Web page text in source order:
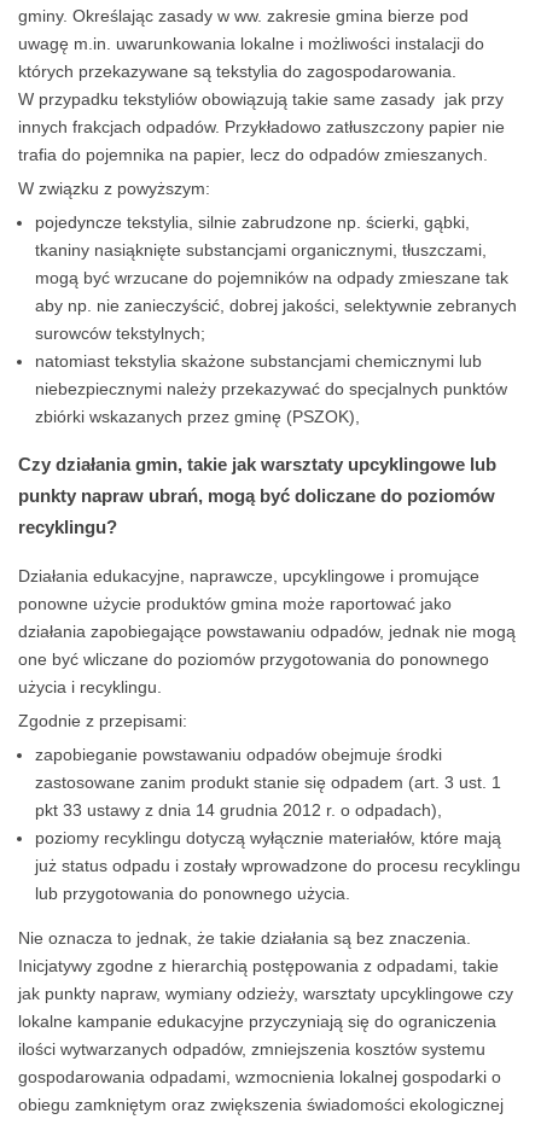
gminy. Określając zasady w ww. zakresie gmina bierze pod
uwagę m.in. uwarunkowania lokalne i możliwości instalacji do
których przekazywane są tekstylia do zagospodarowania.
W przypadku tekstyliów obowiązują takie same zasady jak przy
innych frakcjach odpadów. Przykładowo zatłuszczony papier nie
trafia do pojemnika na papier, lecz do odpadów zmieszanych.
W związku z powyższym:
pojedyncze tekstylia, silnie zabrudzone np. ścierki, gąbki,
tkaniny nasiąknięte substancjami organicznymi, tłuszczami,
mogą być wrzucane do pojemników na odpady zmieszane tak
aby np. nie zanieczyścić, dobrej jakości, selektywnie zebranych
surowców tekstylnych;
natomiast tekstylia skażone substancjami chemicznymi lub
niebezpiecznymi należy przekazywać do specjalnych punktów
zbiórki wskazanych przez gminę (PSZOK),
Czy działania gmin, takie jak warsztaty upcyklingowe lub
punkty napraw ubrań, mogą być doliczane do poziomów
recyklingu?
Działania edukacyjne, naprawcze, upcyklingowe i promujące
ponowne użycie produktów gmina może raportować jako
działania zapobiegające powstawaniu odpadów, jednak nie mogą
one być wliczane do poziomów przygotowania do ponownego
użycia i recyklingu.
Zgodnie z przepisami:
zapobieganie powstawaniu odpadów obejmuje środki
zastosowane zanim produkt stanie się odpadem (art. 3 ust. 1
pkt 33 ustawy z dnia 14 grudnia 2012 r. o odpadach),
poziomy recyklingu dotyczą wyłącznie materiałów, które mają
już status odpadu i zostały wprowadzone do procesu recyklingu
lub przygotowania do ponownego użycia.
Nie oznacza to jednak, że takie działania są bez znaczenia.
Inicjatywy zgodne z hierarchią postępowania z odpadami, takie
jak punkty napraw, wymiany odzieży, warsztaty upcyklingowe czy
lokalne kampanie edukacyjne przyczyniają się do ograniczenia
ilości wytwarzanych odpadów, zmniejszenia kosztów systemu
gospodarowania odpadami, wzmocnienia lokalnej gospodarki o
obiegu zamkniętym oraz zwiększenia świadomości ekologicznej